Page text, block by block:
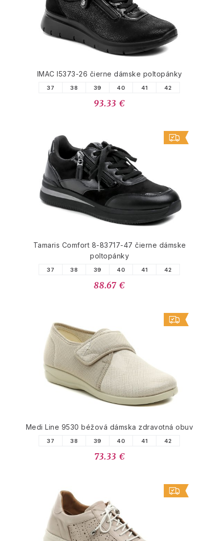
IMAC I5373-26 čierne dámske poltopánky
37 38 39 40 41 42
93.33 €
Tamaris Comfort 8-83717-47 čierne dámske
poltopánky
37 38 39 40 41 42
88.67 €
Medi Line 9530 béžová dámska zdravotná obuv
37 38 39 40 41 42
73.33 €